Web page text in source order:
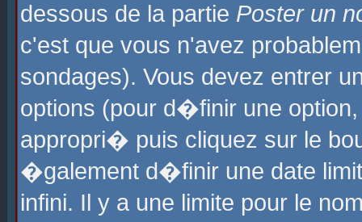
dessous de la partie Poster un
c'est que vous n'avez
sondages). Vous devez entrer
options (pour d�finir une
appropri� puis cliquez sur le
�galement d�finir une date
infini. Il y a une limite pour le